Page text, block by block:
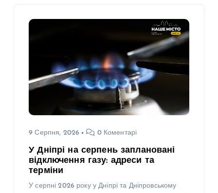
9 Серпня, 2026 0 Коментарі
У Дніпрі на серпень заплановані
відключення газу: адреси та
терміни
У серпні 2026 року у Дніпрі та Дніпровському